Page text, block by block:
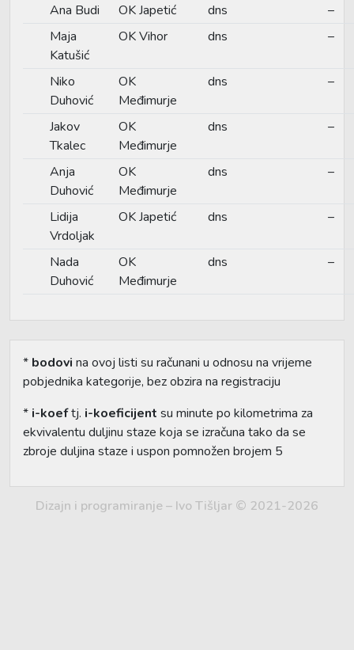
Ana Budi OK Japetić dns
–
Maja
Katušić
OK Vihor dns –
Niko
Duhović
OK
Međimurje
dns –
Jakov
Tkalec
OK
Međimurje
dns –
Anja
Duhović
OK
Međimurje
dns –
Lidija
Vrdoljak
OK Japetić dns –
Nada
Duhović
OK
Međimurje
dns –
* bodovi na ovoj listi su računani u odnosu na vrijeme
pobjednika kategorije, bez obzira na registraciju
* i-koeftj. i-koeficijent su minute po kilometrima za
ekvivalentu duljinu staze koja se izračuna tako da se
zbroje duljina staze i uspon pomnožen brojem 5
Dizajn i programiranje – Ivo Tišljar © 2021-2026